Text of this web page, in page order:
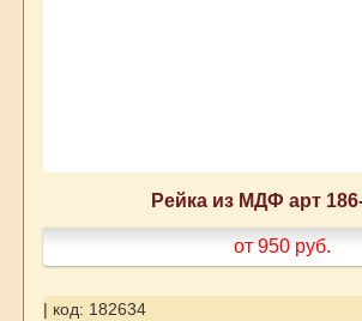
Рейка из МДФ арт
от 950 руб.
| код: 182634